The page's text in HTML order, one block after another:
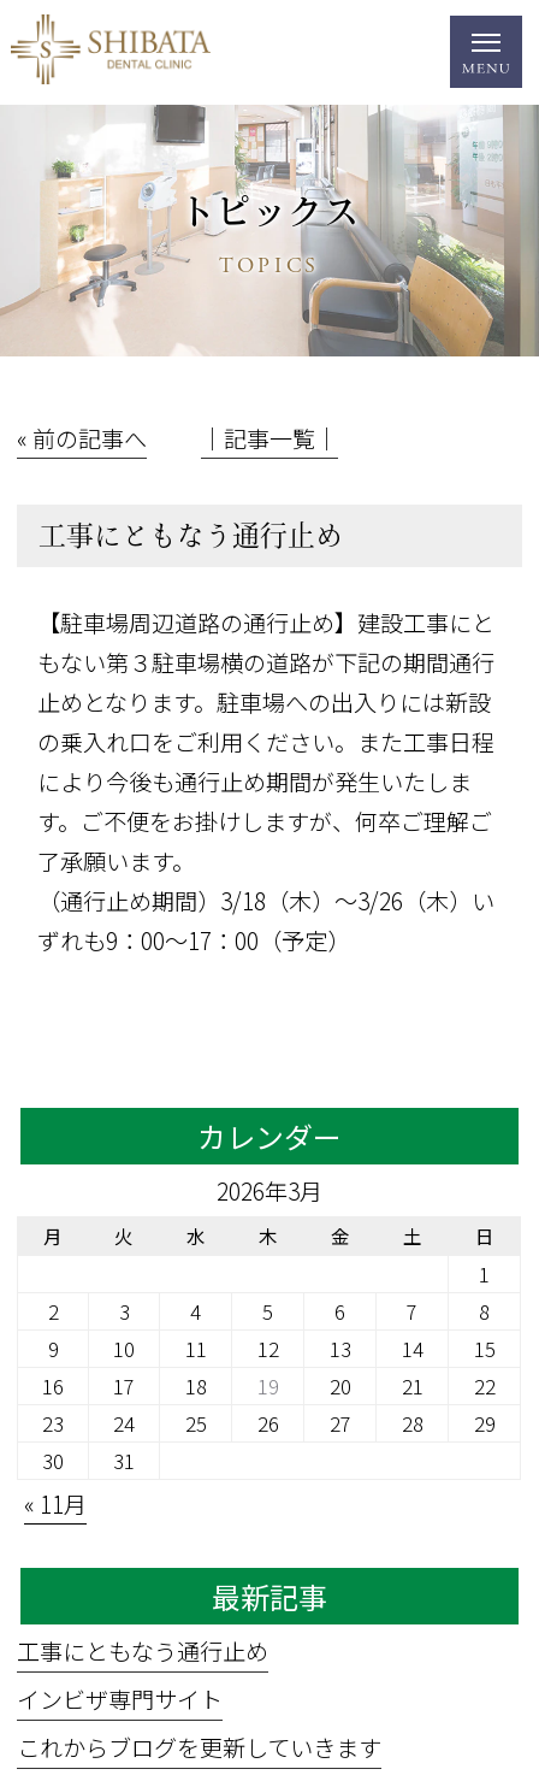
トピックス
TOPICS
« 前の記事へ │記事一覧│
工事にともなう通行止め
【駐車場周辺道路の通行止め】建設工事にと
もない第３駐車場横の道路が下記の期間通行
止めとなります。駐車場への出入りには新設
の乗入れ口をご利用ください。また工事日程
により今後も通行止め期間が発生いたしま
す。ご不便をお掛けしますが、何卒ご理解ご
了承願います。
（通行止め期間）3/18（木）～3/26（木）い
ずれも9：00～17：00（予定）
カレンダー
2026年3月
月 火 水 木 金 土 日
1
2
3 4 5 6 7
8
9
10 11 12 13 14
15
16
17 18 19 20 21
22
23
24 25 26 27 28
29
30
31
« 11月
最新記事
工事にともなう通行止め
インビザ専門サイト
これからブログを更新していきます